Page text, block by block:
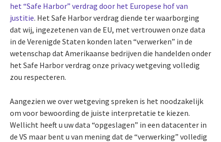
het “Safe Harbor” verdrag door het Europese hof van
justitie. Het Safe Harbor verdrag diende ter waarborging
dat wij, ingezetenen van de EU, met vertrouwen onze data
in de Verenigde Staten konden laten “verwerken” in de
wetenschap dat Amerikaanse bedrijven die handelden onder
het Safe Harbor verdrag onze privacy wetgeving volledig
zou respecteren.
Aangezien we over wetgeving spreken is het noodzakelijk
om voor bewoording de juiste interpretatie te kiezen.
Wellicht heeft u uw data “opgeslagen” in een datacenter in
de VS maar bent u van mening dat de “verwerking” volledig